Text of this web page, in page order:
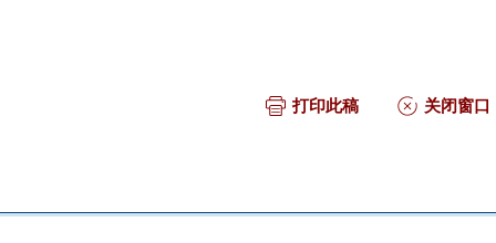
打印此稿 关闭窗口